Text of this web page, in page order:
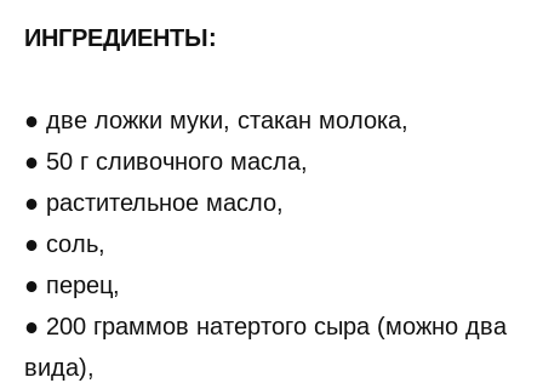
ИНГРЕДИЕНТЫ:
● две ложки муки, стакан молока,
● 50 г сливочного масла,
● растительное масло,
● соль,
● перец,
● 200 граммов натертого сыра (можно два
вида),